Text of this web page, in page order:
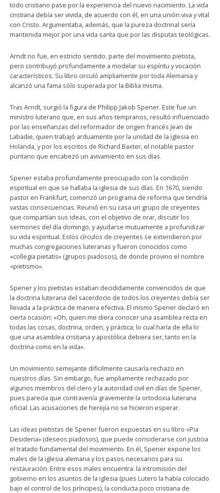
todo cristiano pase por la experiencia del nuevo nacimiento. La vida
cristiana debía ser vivida, de acuerdo con él, en una unión viva y vital
con Cristo. Argumentaba, además, que la pureza doctrinal sería
mantenida mejor por una vida santa que por las disputas teológicas.
Arndt no fue, en estricto sentido, parte del movimiento pietista,
pero contribuyó profundamente a modelar su espíritu y vocación
característicos. Su libro circuló ampliamente por toda Alemania y
alcanzó una fama sólo superada por la Biblia misma.
Tras Arndt, surgió la figura de Philipp Jakob Spener. Este fue un
ministro luterano que, en sus años tempranos, resultó influenciado
por las enseñanzas del reformador de origen francés Jean de
Labadie, quien trabajó arduamente por la unidad de la iglesia en
Holanda, y por los escritos de Richard Baxter, el notable pastor
puritano que encabezó un avivamiento en sus días.
Spener estaba profundamente preocupado con la condición
espiritual en que se hallaba la iglesia de sus días. En 1670, siendo
pastor en Frankfurt, comenzó un programa de reforma que tendría
vastas consecuencias. Reunió en su casa un grupo de creyentes
que compartían sus ideas, con el objetivo de orar, discutir los
sermones del día domingo, y ayudarse mutuamente a profundizar
su vida espiritual. Estos círculos de creyentes se extendieron por
muchas congregaciones luteranas y fueron conocidos como
«collegia pietatis» (grupos piadosos), de donde provino el nombre
«pietismo».
Spener y los pietistas estaban decididamente convencidos de que
la doctrina luterana del sacerdocio de todos los creyentes debía ser
llevada a la práctica de manera efectiva. El mismo Spener declaró en
cierta ocasión: «Oh, quien me diera conocer una asamblea recta en
todas las cosas, doctrina, orden, y práctica; lo cual haría de ella lo
que una asamblea cristiana y apostólica debiera ser, tanto en la
doctrina como en la vida».
Un movimiento semejante difícilmente causaría rechazo en
nuestros días. Sin embargo, fue ampliamente rechazado por
algunos miembros del clero y la autoridad civil en días de Spener,
pues parecía que contravenía gravemente la ortodoxia luterana
oficial. Las acusaciones de herejía no se hicieron esperar.
Las ideas pietistas de Spener fueron expuestas en su libro «Pia
Desideria» (deseos piadosos), que puede considerarse con justicia
el tratado fundamental del movimiento. En él, Spener expone los
males de la iglesia alemana y los pasos necesarios para su
restauración. Entre esos males encuentra: la intromisión del
gobierno en los asuntos de la iglesia (pues Lutero la había colocado
bajo el control de los príncipes), la conducta poco cristiana de